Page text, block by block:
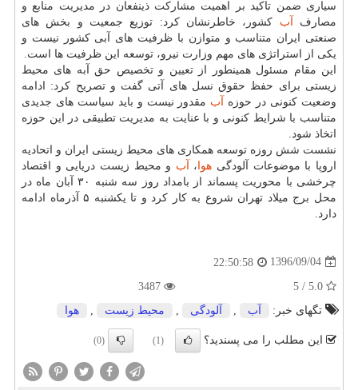
سیاری ضمن تاكید بر اهمیت مشاركت ذینفعان در مدیریت منابع و
مصارف
آب كشور، خاطرنشان كرد: توزیع جمعیت و بخش های
صنعتی ایران متناسب و متوازن با ظرفیت های آبی كشور نیست و
یكی از استراتژی های مهم وزارت نیرو، توسعه این ظرفیت ها است.
این مقام مسئول همینطور از تعیین و تخصیص حق آبه های محیط
زیستی برای حفظ حقوق نسل های آتی گفت و تصریح كرد: ادامه
وضعیت كنونی در حوزه
آب مقدور نیست و باید سیاست های جدیدی
متناسب با شرایط كنونی و با عنایت به مدیریت تطبیقی در این حوزه
اتخاذ شود.
نشست شش روزه توسعه همكاری های محیط زیستی ایران و اتحادیه
اروپا با موضوعات آلودگی هوا ، آب و محیط زیست دریایی و اقتصاد
چرخشی با محوریت پسماند از بامداد روز سه شنبه ۳۰ آبان ماه در
محل برج میلاد تهران شروع به كار كرد و تا یكشنبه ۵ آذرماه ادامه
دارد.
1396/09/04
22:50:58
تگهای خبر:
آب , آلودگی , محیط زیست , هوا
این مطلب را می پسندید؟ (1)
(0)